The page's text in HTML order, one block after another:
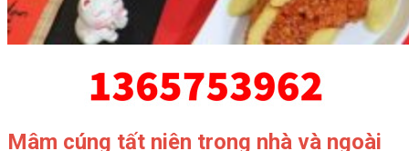
Mâm cúng tất niên trong nhà và ngoài